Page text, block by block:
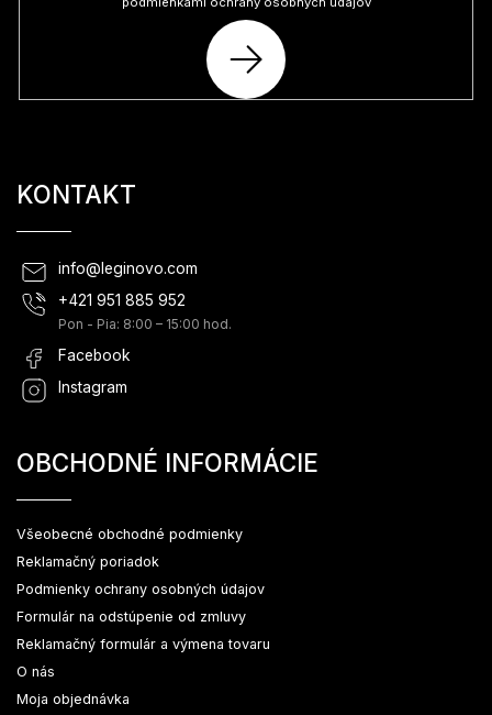
PRIHLÁSIŤ
SA
KONTAKT
info@ leginovo.com
+421 951 885 952
Pon - Pia: 8:00 – 15:00 hod.
Facebook
Instagram
OBCHODNÉ INFORMÁCIE
Všeobecné obchodné podmienky
Reklamačný poriadok
Podmienky ochrany osobných údajov
Formulár na odstúpenie od zmluvy
Reklamačný formulár a výmena tovaru
O nás
Moja objednávka